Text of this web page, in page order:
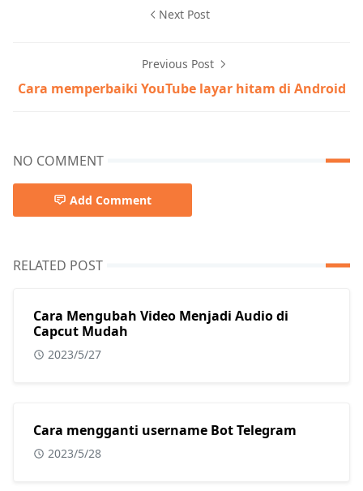
Next Post
Previous Post
Cara memperbaiki YouTube layar hitam di Android
NO COMMENT
Add Comment
RELATED POST
Cara Mengubah Video Menjadi Audio di
Capcut Mudah
2023/5/27
Cara mengganti username Bot Telegram
2023/5/28